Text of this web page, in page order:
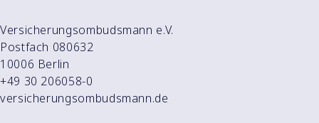
Versicherungsombudsmann e.V.
Postfach 080632
10006 Berlin
+49 30 206058-0
versicherungsombudsmann.de